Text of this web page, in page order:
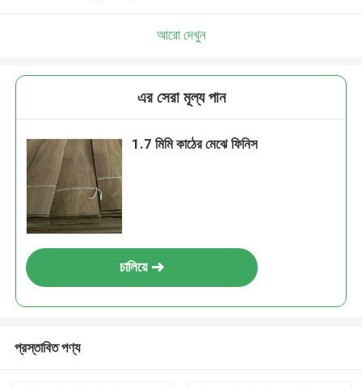
আরো দেখুন
এর সেরা মূল্য পান
1.7 মিমি কাঠের মেঝে ফিনিস
চালিয়ে
প্রস্তাবিত পণ্য